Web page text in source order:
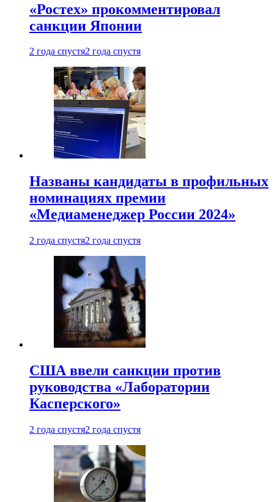
«Ростех» прокомментировал
санкции Японии
2 года спустя2 года спустя
Названы кандидаты в профильных
номинациях премии
«Медиаменеджер России 2024»
2 года спустя2 года спустя
США ввели санкции против
руководства «Лаборатории
Касперского»
2 года спустя2 года спустя